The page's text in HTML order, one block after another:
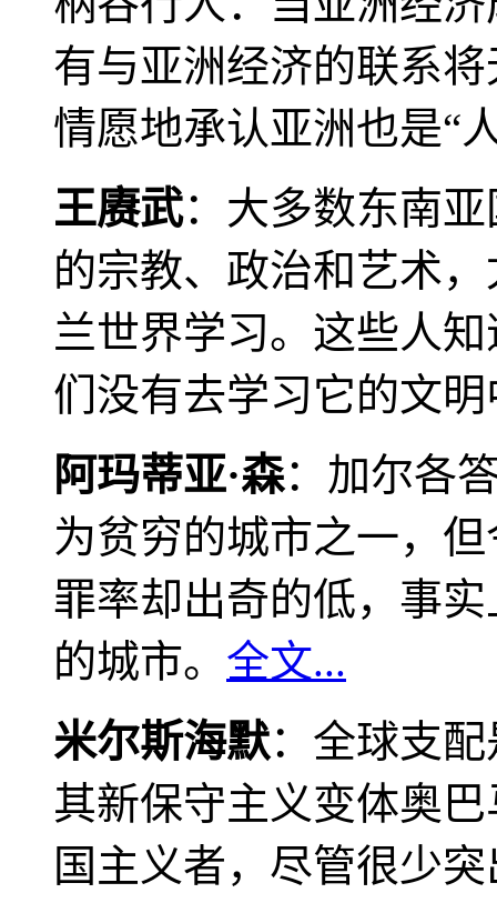
有与亚洲经济的联系
情愿地承认亚洲也是“
王赓武：大多数东南
的宗教、政治和艺术
兰世界学习。这些人
们没有去学习它的文
阿玛蒂亚·森：加尔各
为贫穷的城市之一，
罪率却出奇的低，事
的城市。 全文...
米尔斯海默：全球支
其新保守主义变体奥
国主义者，尽管很少